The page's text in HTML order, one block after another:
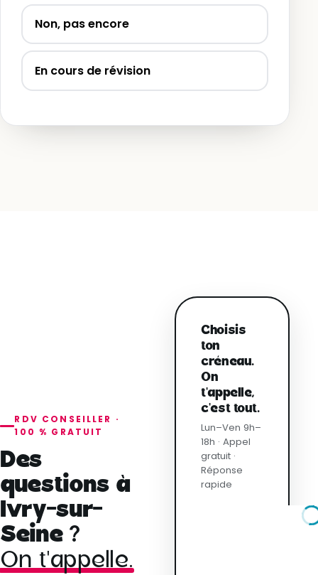
Non, pas encore
En cours de révision
RDV CONSEILLER ·
100 % GRATUIT
Des
questions à
Ivry-sur-
Seine ?
On t'appelle.
Choisis
ton
créneau.
On
t'appelle,
c'est tout.
Lun–Ven 9h–
18h · Appel
gratuit ·
Réponse
rapide